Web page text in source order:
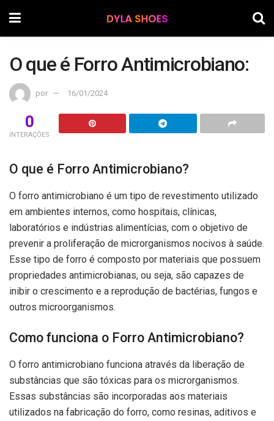
O que é Forro Antimicrobiano:
por 16/01/2024
0
INTERAÇÕES
O que é Forro Antimicrobiano?
O forro antimicrobiano é um tipo de revestimento utilizado
em ambientes internos, como hospitais, clínicas,
laboratórios e indústrias alimentícias, com o objetivo de
prevenir a proliferação de microrganismos nocivos à saúde.
Esse tipo de forro é composto por materiais que possuem
propriedades antimicrobianas, ou seja, são capazes de
inibir o crescimento e a reprodução de bactérias, fungos e
outros microorganismos.
Como funciona o Forro Antimicrobiano?
O forro antimicrobiano funciona através da liberação de
substâncias que são tóxicas para os microrganismos.
Essas substâncias são incorporadas aos materiais
utilizados na fabricação do forro, como resinas, aditivos e